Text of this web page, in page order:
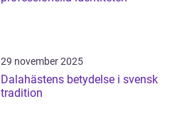
29 november 2025
Dalahästens betydelse i svensk
tradition